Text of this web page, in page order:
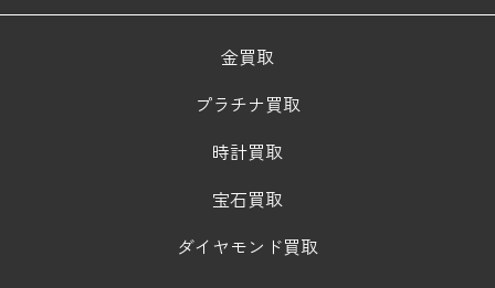
金買取
プラチナ買取
時計買取
宝石買取
ダイヤモンド買取